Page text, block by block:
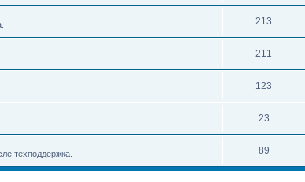
213
211
123
23
техподдержка. 89